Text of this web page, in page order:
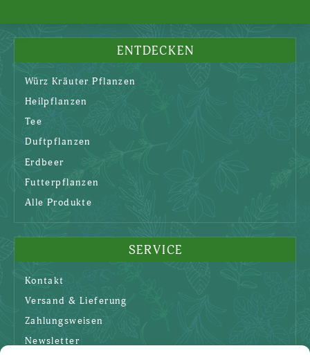
ENTDECKEN
Würz Kräuter Pflanzen
Heilpflanzen
Tee
Duftpflanzen
Erdbeer
Futterpflanzen
Alle Produkte
SERVICE
Kontakt
Versand & Lieferung
Zahlungsweisen
Newsletter